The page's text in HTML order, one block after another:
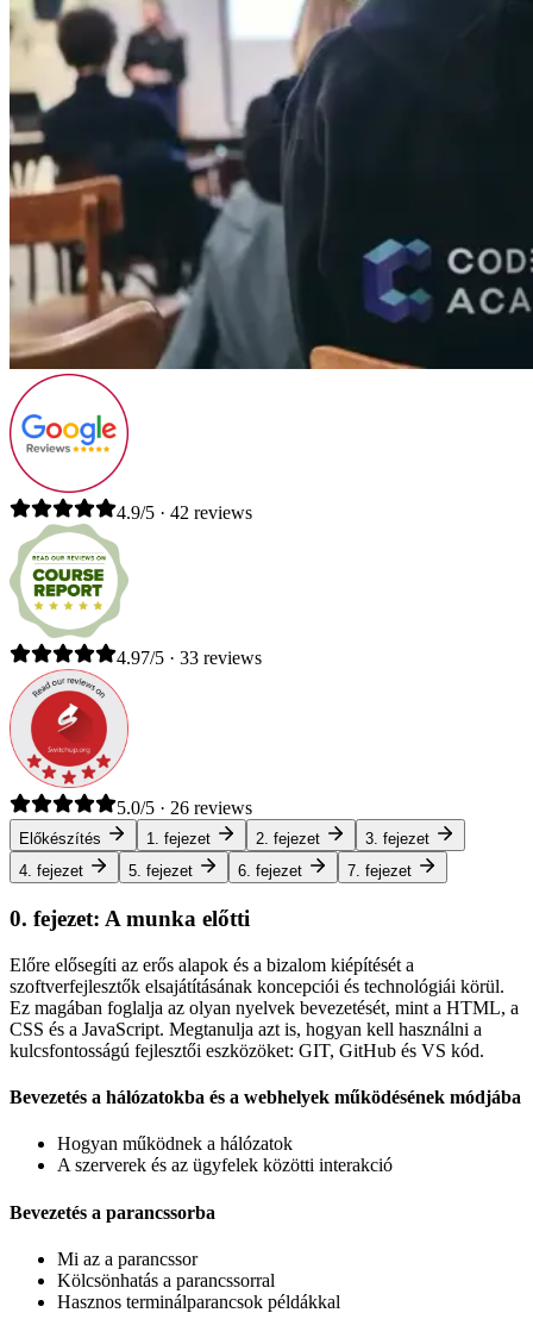
4.9/5 · 42 reviews
4.97/5 · 33 reviews
5.0/5 · 26 reviews
Előkészítés 1. fejezet 2. fejezet
3. fejezet
4. fejezet
5. fejezet 6. fejezet 7. fejezet
0. fejezet: A munka előtti
Előre elősegíti az erős alapok és a bizalom kiépítését a
szoftverfejlesztők elsajátításának koncepciói és technológiái körül.
Ez magában foglalja az olyan nyelvek bevezetését, mint a HTML, a
CSS és a JavaScript. Megtanulja azt is, hogyan kell használni a
kulcsfontosságú fejlesztői eszközöket: GIT, GitHub és VS kód.
Bevezetés a hálózatokba és a webhelyek működésének módjába
Hogyan működnek a hálózatok
A szerverek és az ügyfelek közötti interakció
Bevezetés a parancssorba
Mi az a parancssor
Kölcsönhatás a parancssorral
Hasznos terminálparancsok példákkal